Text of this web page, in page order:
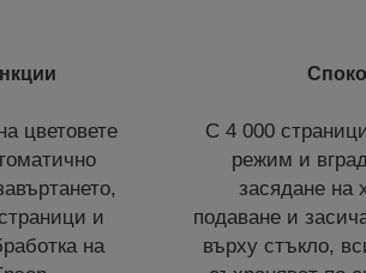
цветовете
и
на
С 4 000
режим и
засядане на
подаване и
върху стъкло,